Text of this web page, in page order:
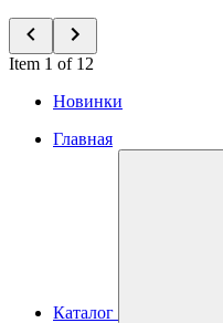
Item 1 of 12
Новинки
Главная
Каталог